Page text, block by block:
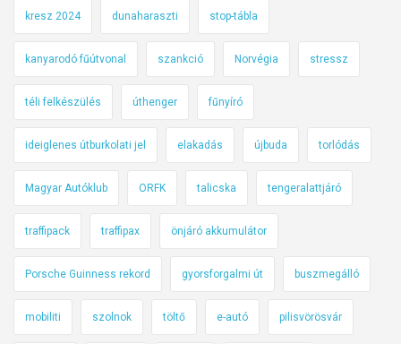
kresz 2024 dunaharaszti stop-tábla
kanyarodó fűútvonal szankció Norvégia stressz
téli felkészülés úthenger fűnyíró
ideiglenes útburkolati jel elakadás újbuda torlódás
Magyar Autóklub ORFK talicska tengeralattjáró
traffipack traffipax önjáró akkumulátor
Porsche Guinness rekord gyorsforgalmi út buszmegálló
mobiliti szolnok töltő e-autó pilisvörösvár